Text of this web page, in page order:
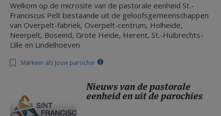
ZOEKEN
HULP
AANMELDEN OF REGISTREREN
Welkom op de microsite van de pastorale eenheid St.-
Franciscus Pelt bestaande uit de geloofsgemeenschappen
van Overpelt-fabriek, Overpelt-centrum, Holheide,
Neerpelt, Boseind, Grote Heide, Herent, St.-Huibrechts-
Lille en Lindelhoeven
Markeer als jouw parochie
Nieuws van de pastorale
eenheid en uit de parochies